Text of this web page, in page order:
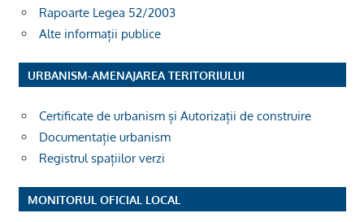
Rapoarte Legea 52/2003
Alte informații publice
URBANISM-AMENAJAREA TERITORIULUI
Certificate de urbanism și Autorizații de construire
Documentație urbanism
Registrul spațiilor verzi
MONITORUL OFICIAL LOCAL